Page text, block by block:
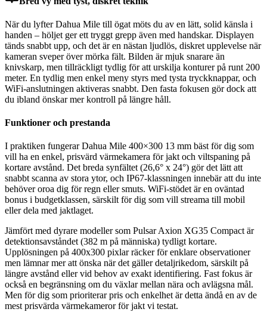
När du lyfter Dahua Mile till ögat möts du av en lätt, solid känsla i
handen – höljet ger ett tryggt grepp även med handskar. Displayen
tänds snabbt upp, och det är en nästan ljudlös, diskret upplevelse när
kameran sveper över mörka fält. Bilden är mjuk snarare än
knivskarp, men tillräckligt tydlig för att urskilja konturer på runt 200
meter. En tydlig men enkel meny styrs med tysta tryckknappar, och
WiFi-anslutningen aktiveras snabbt. Den fasta fokusen gör dock att
du ibland önskar mer kontroll på längre håll.
Funktioner och prestanda
I praktiken fungerar Dahua Mile 400×300 13 mm bäst för dig som
vill ha en enkel, prisvärd värmekamera för jakt och viltspaning på
kortare avstånd. Det breda synfältet (26,6° x 24°) gör det lätt att
snabbt scanna av stora ytor, och IP67-klassningen innebär att du inte
behöver oroa dig för regn eller smuts. WiFi-stödet är en oväntad
bonus i budgetklassen, särskilt för dig som vill streama till mobil
eller dela med jaktlaget.
Jämfört med dyrare modeller som Pulsar Axion XG35 Compact är
detektionsavståndet (382 m på människa) tydligt kortare.
Upplösningen på 400x300 pixlar räcker för enklare observationer
men lämnar mer att önska när det gäller detaljrikedom, särskilt på
längre avstånd eller vid behov av exakt identifiering. Fast fokus är
också en begränsning om du växlar mellan nära och avlägsna mål.
Men för dig som prioriterar pris och enkelhet är detta ändå en av de
mest prisvärda värmekameror för jakt vi testat.